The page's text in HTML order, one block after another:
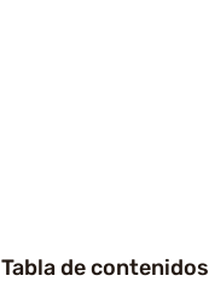
Tabla de contenidos